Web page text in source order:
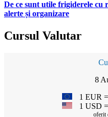
De ce sunt utile frigiderele cu
alerte și organizare
Cursul Valutar
8
1 EUR
1 USD
oferit